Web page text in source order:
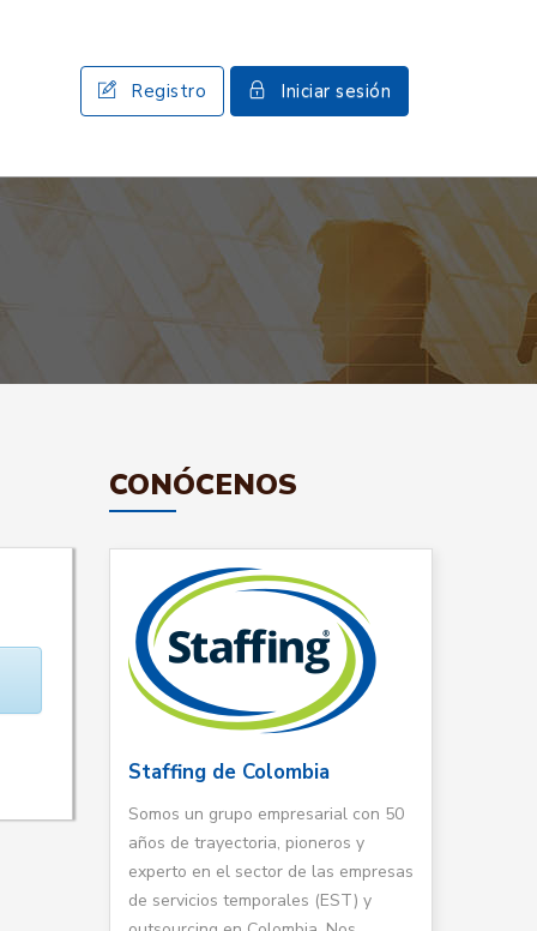
Registro Iniciar sesión
CONÓCENOS
Staffing de Colombia
Somos un grupo empresarial con 50
años de trayectoria, pioneros y
experto en el sector de las empresas
de servicios temporales (EST) y